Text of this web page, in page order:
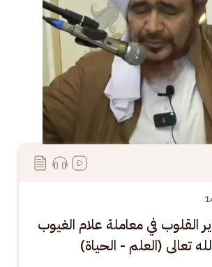
القلوب في معاملة علام الغيوب